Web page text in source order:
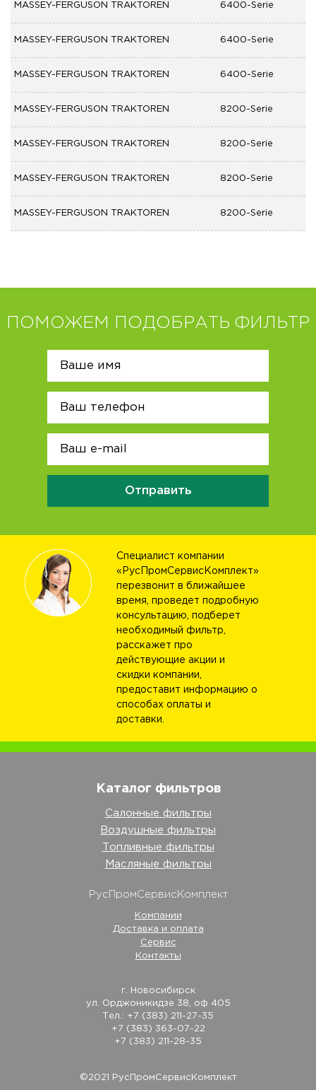
MASSEY-FERGUSON TRAKTOREN 6400-Serie
MASSEY-FERGUSON TRAKTOREN 6400-Serie
MASSEY-FERGUSON TRAKTOREN 6400-Serie
MASSEY-FERGUSON TRAKTOREN 8200-Serie
MASSEY-FERGUSON TRAKTOREN 8200-Serie
MASSEY-FERGUSON TRAKTOREN 8200-Serie
MASSEY-FERGUSON TRAKTOREN 8200-Serie
ПОМОЖЕМ ПОДОБРАТЬ ФИЛЬТР
Отправить
Специалист компании
«РусПромСервисКомплект»
перезвонит в ближайшее
время, проведет подробную
консультацию, подберет
необходимый фильтр,
расскажет про
действующие акции и
скидки компании,
предоставит информацию о
способах оплаты и
доставки.
©2021 РусПромСервисКомплект
Каталог фильтров
Салонные фильтры
Воздушные фильтры
Топливные фильтры
Масляные фильтры
РусПромСервисКомплект
Компании
Доставка и оплата
Сервис
Контакты
г. Новосибирск
ул. Орджоникидзе 38, оф 405
Тел.: +7 (383) 211-27-35
+7 (383) 363-07-22
+7 (383) 211-28-35